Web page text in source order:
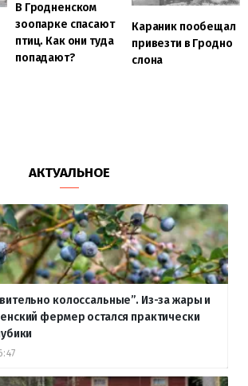
В Гродненском
зоопарке спасают
птиц. Как они туда
попадают?
Караник пообещал
привезти в Гродно
слона
АКТУАЛЬНОЕ
колоссальные”. Из-за жары и
фермер остался практически